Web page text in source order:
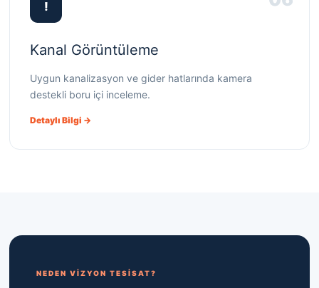
!
Kanal Görüntüleme
Uygun kanalizasyon ve gider hatlarında kamera
destekli boru içi inceleme.
Detaylı Bilgi →
NEDEN VİZYON TESİSAT?